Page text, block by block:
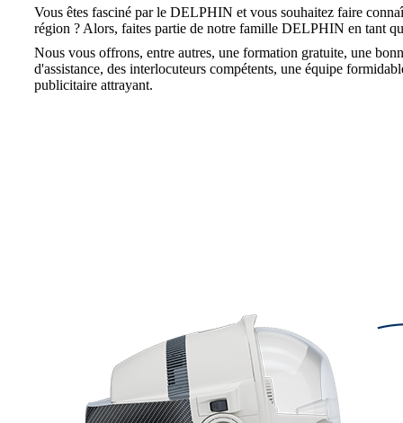
Vous êtes fasciné par le DELPHIN et vous souhaitez faire
région ? Alors, faites partie de notre famille DELPHIN en tant
Nous vous offrons, entre autres, une formation gratuite, une
d'assistance, des interlocuteurs compétents, une équipe
publicitaire attrayant.